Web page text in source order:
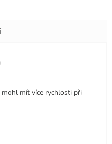
je 5 z 5 hvězdiček.
mohl mít více rychlosti při
je 5 z 5 hvězdiček.